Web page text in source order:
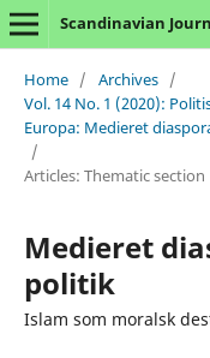
Scandinavian
Home / Archives /
Vol. 14 No. 1 (2020):
Europa: Medieret
/
Articles: Thematic section
Medieret
politik
Islam som moralsk